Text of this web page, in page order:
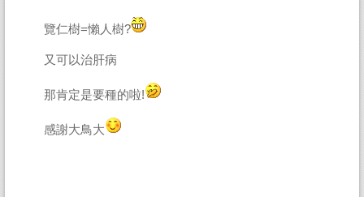
覽仁樹=懶人樹?
又可以治肝病
那肯定是要種的啦!
感謝大鳥大